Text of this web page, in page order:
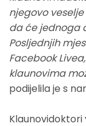
njegovo
da će jednoga
Posljednjih
Facebook
klaunovima
podijelila je s
Klaunovidoktori